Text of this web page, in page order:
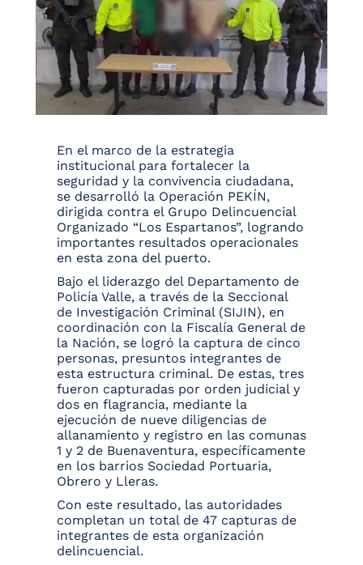
En el marco de la estrategia
institucional para fortalecer la
seguridad y la convivencia ciudadana,
se desarrolló la Operación PEKÍN,
dirigida contra el Grupo Delincuencial
Organizado “Los Espartanos”, logrando
importantes resultados operacionales
en esta zona del puerto.
Bajo el liderazgo del Departamento de
Policía Valle, a través de la Seccional
de Investigación Criminal (SIJIN), en
coordinación con la Fiscalía General de
la Nación, se logró la captura de cinco
personas, presuntos integrantes de
esta estructura criminal. De estas, tres
fueron capturadas por orden judicial y
dos en flagrancia, mediante la
ejecución de nueve diligencias de
allanamiento y registro en las comunas
1 y 2 de Buenaventura, específicamente
en los barrios Sociedad Portuaria,
Obrero y Lleras.
Con este resultado, las autoridades
completan un total de 47 capturas de
integrantes de esta organización
delincuencial.